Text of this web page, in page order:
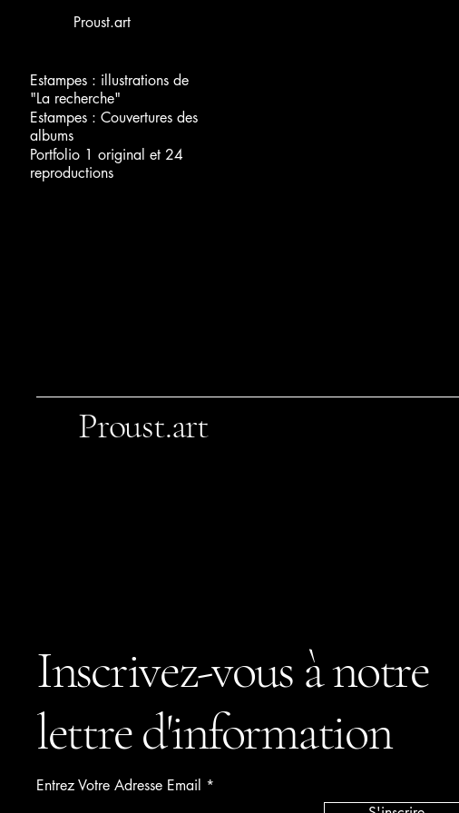
Proust.art
Estampes : illustrations de
"La recherche"
Estampes : Couvertures des
albums
Portfolio 1 original et 24
reproductions
Proust.art
Inscrivez-vous à notre
lettre d'information
Entrez Votre Adresse Email